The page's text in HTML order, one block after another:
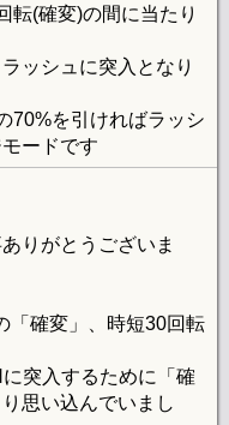
転(確変)の間に当たり
ッシュに突入となり
70%を引ければラッシ
ードです
りがとうございま
「確変」、時短30回転
突入するために「確
思い込んでいまし